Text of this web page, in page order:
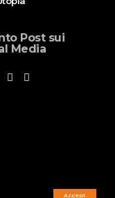
Accept
Post sui
Media